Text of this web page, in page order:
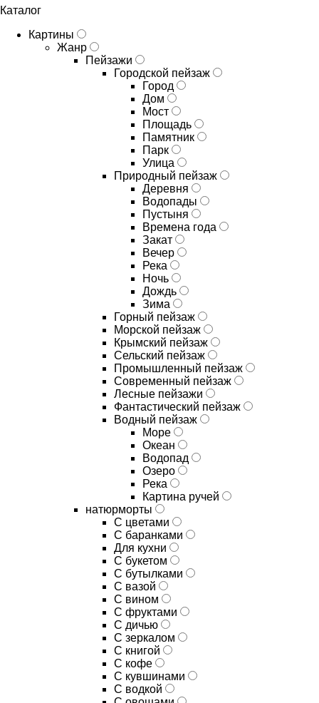
Каталог
Картины
Жанр
Пейзажи
Городской пейзаж
Город
Дом
Мост
Площадь
Памятник
Парк
Улица
Природный пейзаж
Деревня
Водопады
Пустыня
Времена года
Закат
Вечер
Река
Ночь
Дождь
Зима
Горный пейзаж
Морской пейзаж
Крымский пейзаж
Сельский пейзаж
Промышленный пейзаж
Современный пейзаж
Лесные пейзажи
Фантастический пейзаж
Водный пейзаж
Море
Океан
Водопад
Озеро
Река
Картина ручей
натюрморты
С цветами
С баранками
Для кухни
C букетом
C бутылками
C вазой
C вином
C фруктами
C дичью
C зеркалом
C книгой
C кофе
C кувшинами
C водкой